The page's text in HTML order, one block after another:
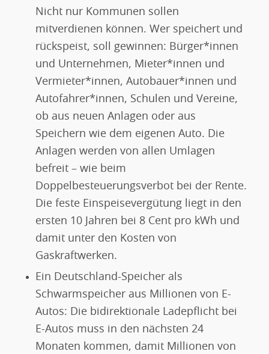
Nicht nur Kommunen sollen
mitverdienen können. Wer speichert und
rückspeist, soll gewinnen: Bürger*innen
und Unternehmen, Mieter*innen und
Vermieter*innen, Autobauer*innen und
Autofahrer*innen, Schulen und Vereine,
ob aus neuen Anlagen oder aus
Speichern wie dem eigenen Auto. Die
Anlagen werden von allen Umlagen
befreit – wie beim
Doppelbesteuerungsverbot bei der Rente.
Die feste Einspeisevergütung liegt in den
ersten 10 Jahren bei 8 Cent pro kWh und
damit unter den Kosten von
Gaskraftwerken.
Ein Deutschland-Speicher als
Schwarmspeicher aus Millionen von E-
Autos: Die bidirektionale Ladepflicht bei
E-Autos muss in den nächsten 24
Monaten kommen, damit Millionen von